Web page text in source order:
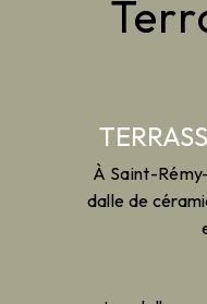
À Saint-
dalle de